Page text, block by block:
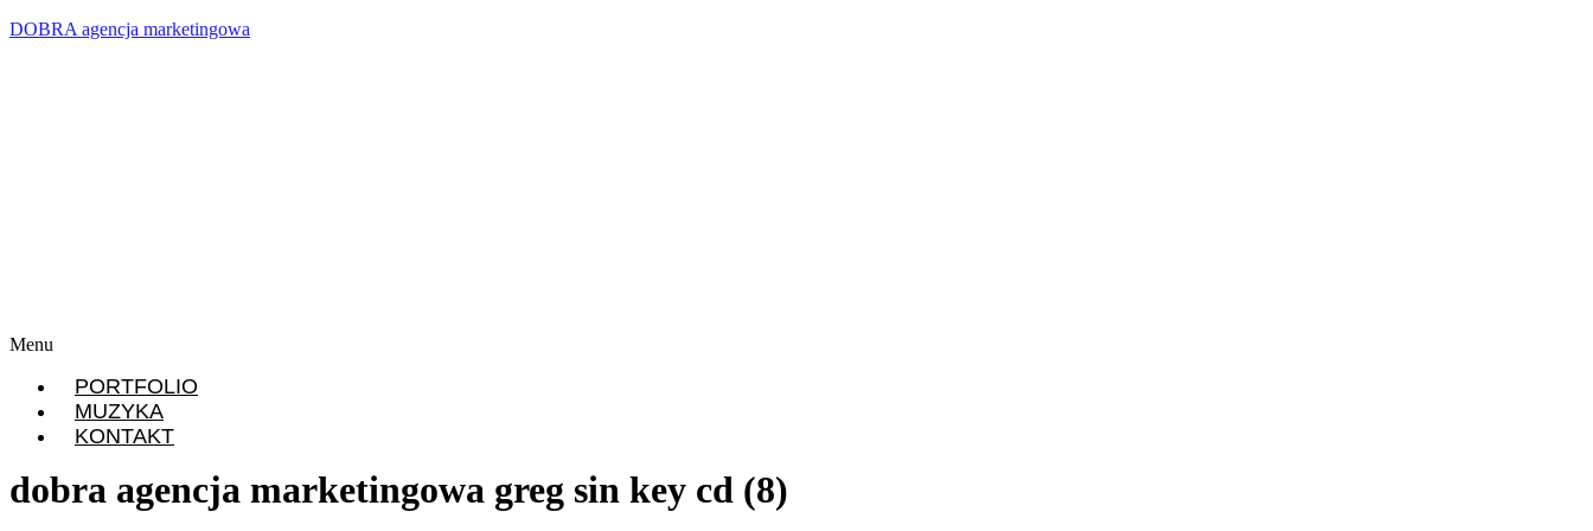
DOBRA agencja marketingowa
Menu
PORTFOLIO
MUZYKA
KONTAKT
dobra agencja marketingowa greg sin key cd (8)